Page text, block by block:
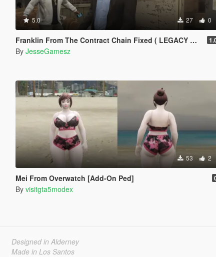
5.0 27 0
Franklin From The Contract Chain Fixed ( LEGACY ONLY )
By JesseGamesz
53 2
Mei From Overwatch [Add-On Ped]
By visitgta5modex
Designed in Alderney
Made in Los Santos